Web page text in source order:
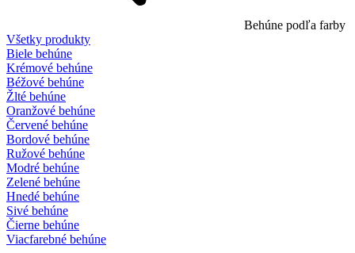
Behúne podľa farby
Všetky produkty
Biele behúne
Krémové behúne
Béžové behúne
Žlté behúne
Oranžové behúne
Červené behúne
Bordové behúne
Ružové behúne
Modré behúne
Zelené behúne
Hnedé behúne
Sivé behúne
Čierne behúne
Viacfarebné behúne